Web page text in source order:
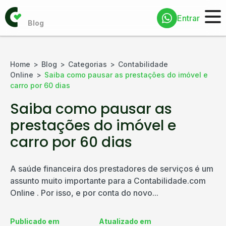
Entrar
Home Blog Categorias
Contabilidade
Online
Saiba como pausar as prestações do imóvel e
carro por 60 dias
Saiba como pausar as
prestações do imóvel e
carro por 60 dias
A saúde financeira dos prestadores de serviços é um
assunto muito importante para a Contabilidade.com
Online . Por isso, e por conta do novo...
Publicado em Atualizado em